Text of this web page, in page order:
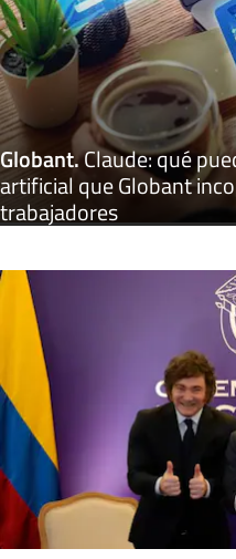
Globant.Claude: qué
artificial que Globant
trabajadores